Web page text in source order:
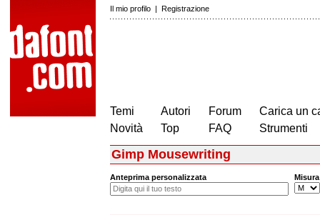
Il mio profilo | Registrazione
Temi
Novità
Autori
Top
Forum
FAQ
Carica un
Strumenti
Gimp Mousewriting
Anteprima personalizzata Misura